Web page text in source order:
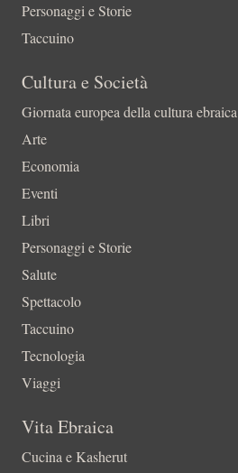
Personaggi e Storie
Taccuino
Cultura e Società
Giornata europea della cultura ebraica
Arte
Economia
Eventi
Libri
Personaggi e Storie
Salute
Spettacolo
Taccuino
Tecnologia
Viaggi
Vita Ebraica
Cucina e Kasherut